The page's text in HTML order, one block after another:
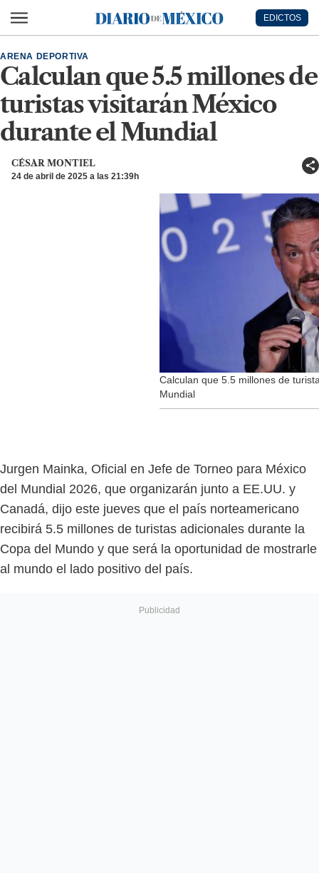
Diario de México
EDICTOS
Calculan que 5.5 millones de
turistas visitarán México
durante el Mundial
ARENA DEPORTIVA
CÉSAR MONTIEL
24 de abril de 2025 a las 21:39h
Calculan que 5.5 millones de
Mundial
Jurgen Mainka, Oficial en Jefe de Torneo para México
del Mundial 2026, que organizarán junto a EE.UU. y
Canadá, dijo este jueves que el país norteamericano
recibirá 5.5 millones de turistas adicionales durante la
Copa del Mundo y que será la oportunidad de mostrarle
al mundo el lado positivo del país.